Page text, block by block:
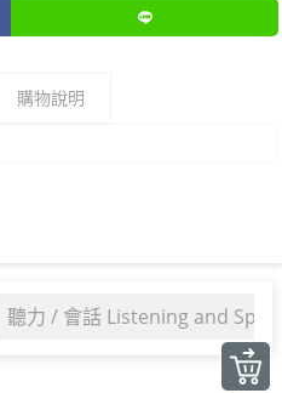
聽力 / 會話 Listening and
購物說明